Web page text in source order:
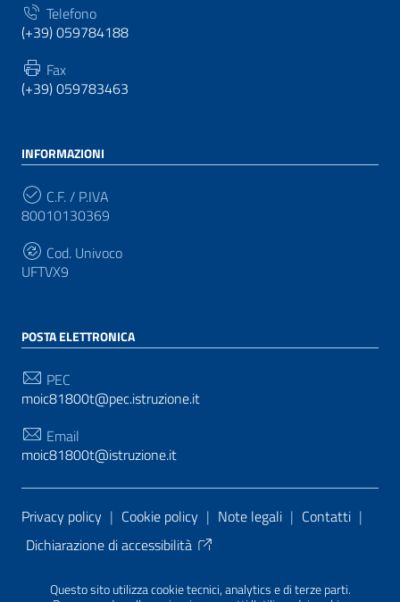
Questo sito utilizza cookie tecnici, analytics e di terze parti.
Telefono
(+39) 059784188
Fax
(+39) 059783463
INFORMAZIONI
C.F. / P.IVA
80010130369
Cod. Univoco
UFTVX9
POSTA ELETTRONICA
PEC
moic81800t@pec.istruzione.it
Email
moic81800t@istruzione.it
Sezione Link Utili
Privacy policy | Cookie policy | Note legali | Contatti |
Dichiarazione di accessibilità